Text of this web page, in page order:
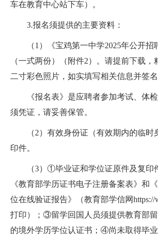
车在教育中心站下车）。
3.报名须提供的主要资料：
（1）《宝鸡第一中学2025年公开招
（一式两份）（附件2）。请提前下载
二寸彩色照片，如实填写相关信息并签名
《报名表》是应聘者参加考试、体
须凭证，请妥善保管。
（2）有效身份证（有效期内的临时
印件。
（3）①毕业证和学位证原件及复
《教育部学历证书电子注册备案表》和
位在线验证报告》（教育部学信网https://
打印）；③留学回国人员须提供教育部
的境外学历学位认证书；④尚未取得毕